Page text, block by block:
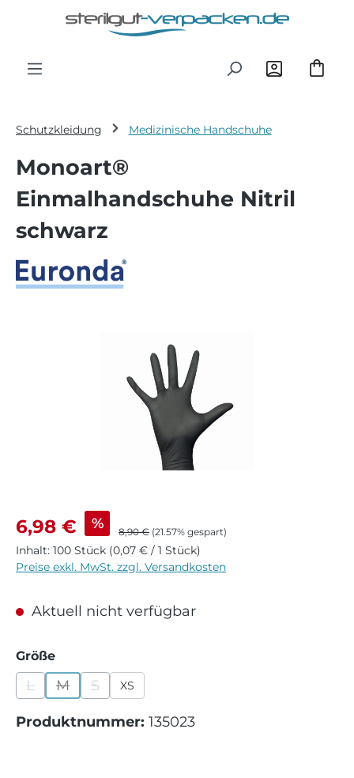
Zum Hauptinhalt springen
Schutzkleidung Medizinische Handschuhe
Monoart®
Einmalhandschuhe Nitril
schwarz
Verkaufspreis:
6,98 € % Regulärer Preis:
8,90 € (21.57% gespart)
Inhalt: 100 Stück (0,07 € / 1 Stück)
Preise exkl. MwSt. zzgl. Versandkosten
Aktuell nicht verfügbar
Größeauswählen
L
(Diese Option ist zurzeit nicht verfügbar.)
M
(Diese Option ist zurzeit nicht verfügbar.)
S
(Diese Option ist zurzeit nicht verfügbar.)
XS
Produktnummer: 135023